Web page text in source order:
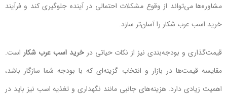
مشاوره‌ها می‌تواند از وقوع مشکلات احتمالی در آینده جلوگیری کند و فرآیند
خرید اسب عرب شکار را آسان‌تر سازد.
قیمت‌گذاری و بودجه‌بندی نیز از نکات حیاتی درخرید اسب عرب شکار است.
مقایسه قیمت‌ها در بازار و انتخاب گزینه‌ای که با بودجه شما سازگار باشد،
اهمیت زیادی دارد. هزینه‌های جانبی مانند نگهداری و تغذیه اسب نیز باید در